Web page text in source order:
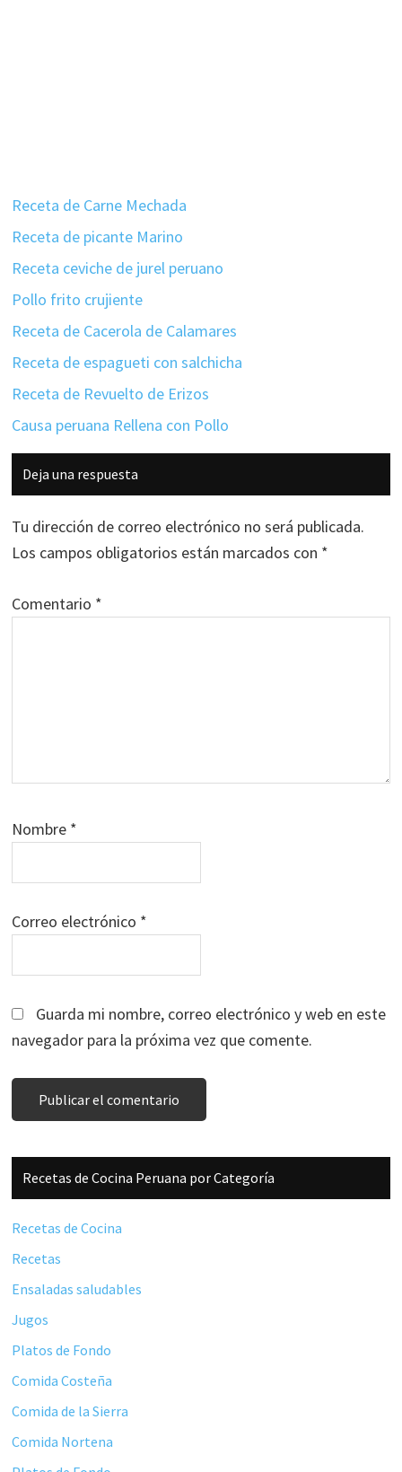
Receta de Carne Mechada
Receta de picante Marino
Receta ceviche de jurel peruano
Pollo frito crujiente
Receta de Cacerola de Calamares
Receta de espagueti con salchicha
Receta de Revuelto de Erizos
Causa peruana Rellena con Pollo
Interacciones
con
los
lectores
Deja una respuesta
Tu dirección de correo electrónico no será publicada.
Los campos obligatorios están marcados con *
Comentario *
Nombre *
Correo electrónico *
Guarda mi nombre, correo electrónico y web en este
navegador para la próxima vez que comente.
Barra
lateral
principal
Recetas de Cocina Peruana por Categoría
Recetas de Cocina
Recetas
Ensaladas saludables
Jugos
Platos de Fondo
Comida Costeña
Comida de la Sierra
Comida Nortena